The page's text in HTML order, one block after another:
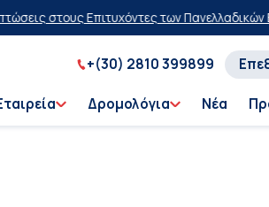
στους Επιτυχόντες των Πανελλαδικών
+(30) 2810 399899
Δρομολόγια Νέα